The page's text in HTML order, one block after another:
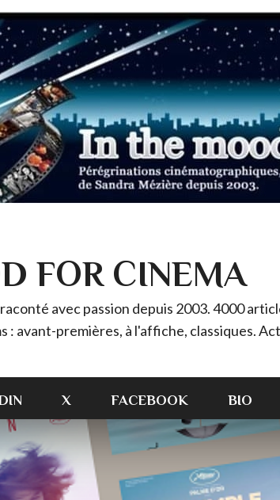
FOR CINEMA
avec passion depuis 2003. 4000
: avant-premières, à l'affiche, classiques.
X FACEBOOK BIO